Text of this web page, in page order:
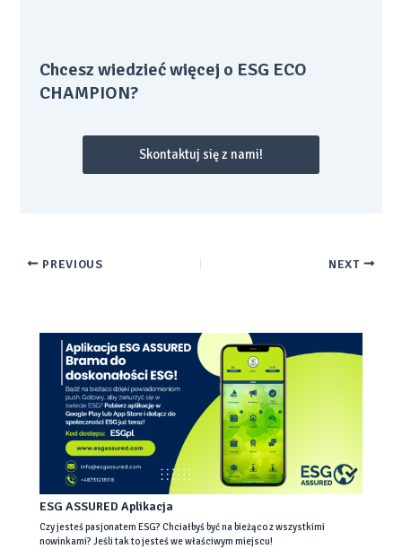
Chcesz wiedzieć więcej o ESG ECO
CHAMPION?
Skontaktuj się z nami!
PREVIOUS NEXT
ESG ASSURED Aplikacja
Czy jesteś pasjonatem ESG? Chciałbyś być na bieżąco z wszystkimi
nowinkami? Jeśli tak to jesteś we właściwym miejscu!